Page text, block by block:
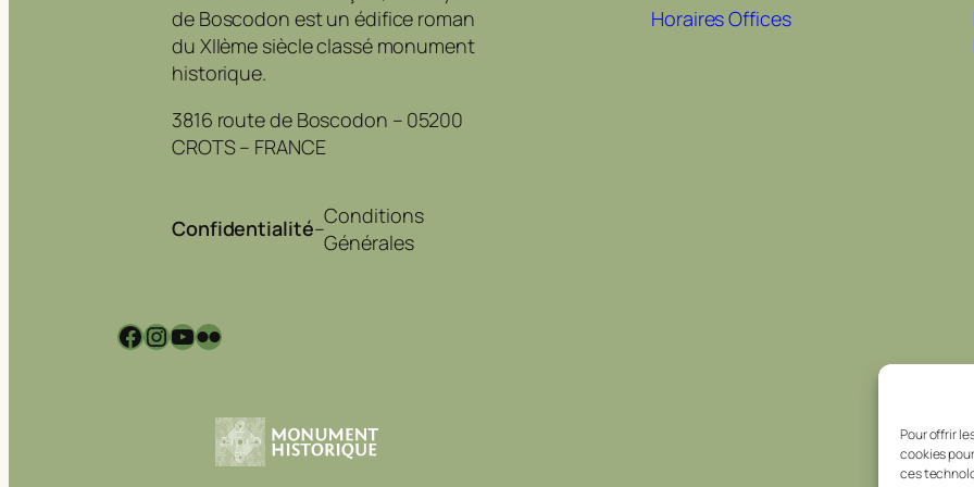
Pour offrir
cookies
ces
de Boscodon est un édifice roman
du XIIème siècle classé monument
historique.
3816 route de Boscodon – 05200
CROTS – FRANCE
Confidentialité–
Conditions
Générales
Facebook
Instagram
YouTube
Flickr
Horaires Offices